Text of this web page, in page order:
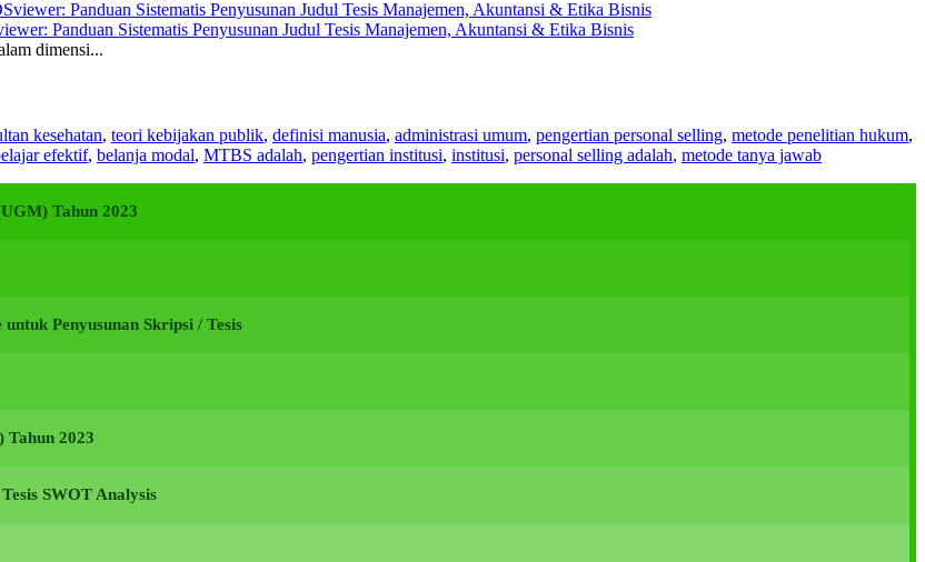
Panduan Sistematis Penyusunan Judul Tesis Manajemen, Akuntansi & Etika Bisnis
dimensi...
kesehatan, teori kebijakan publik, definisi manusia, administrasi umum, pengertian personal selling, metode penelitian hukum,
efektif, belanja modal, MTBS adalah, pengertian institusi, institusi, personal selling adalah, metode tanya jawab
Tahun 2023
Penyusunan Skripsi / Tesis
2023
SWOT Analysis